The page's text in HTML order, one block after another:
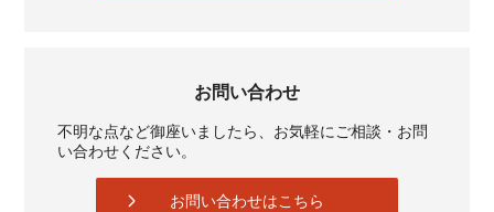
お問い合わせ
不明な点など御座いましたら、お気軽にご相談・お問
い合わせください。
お問い合わせはこちら